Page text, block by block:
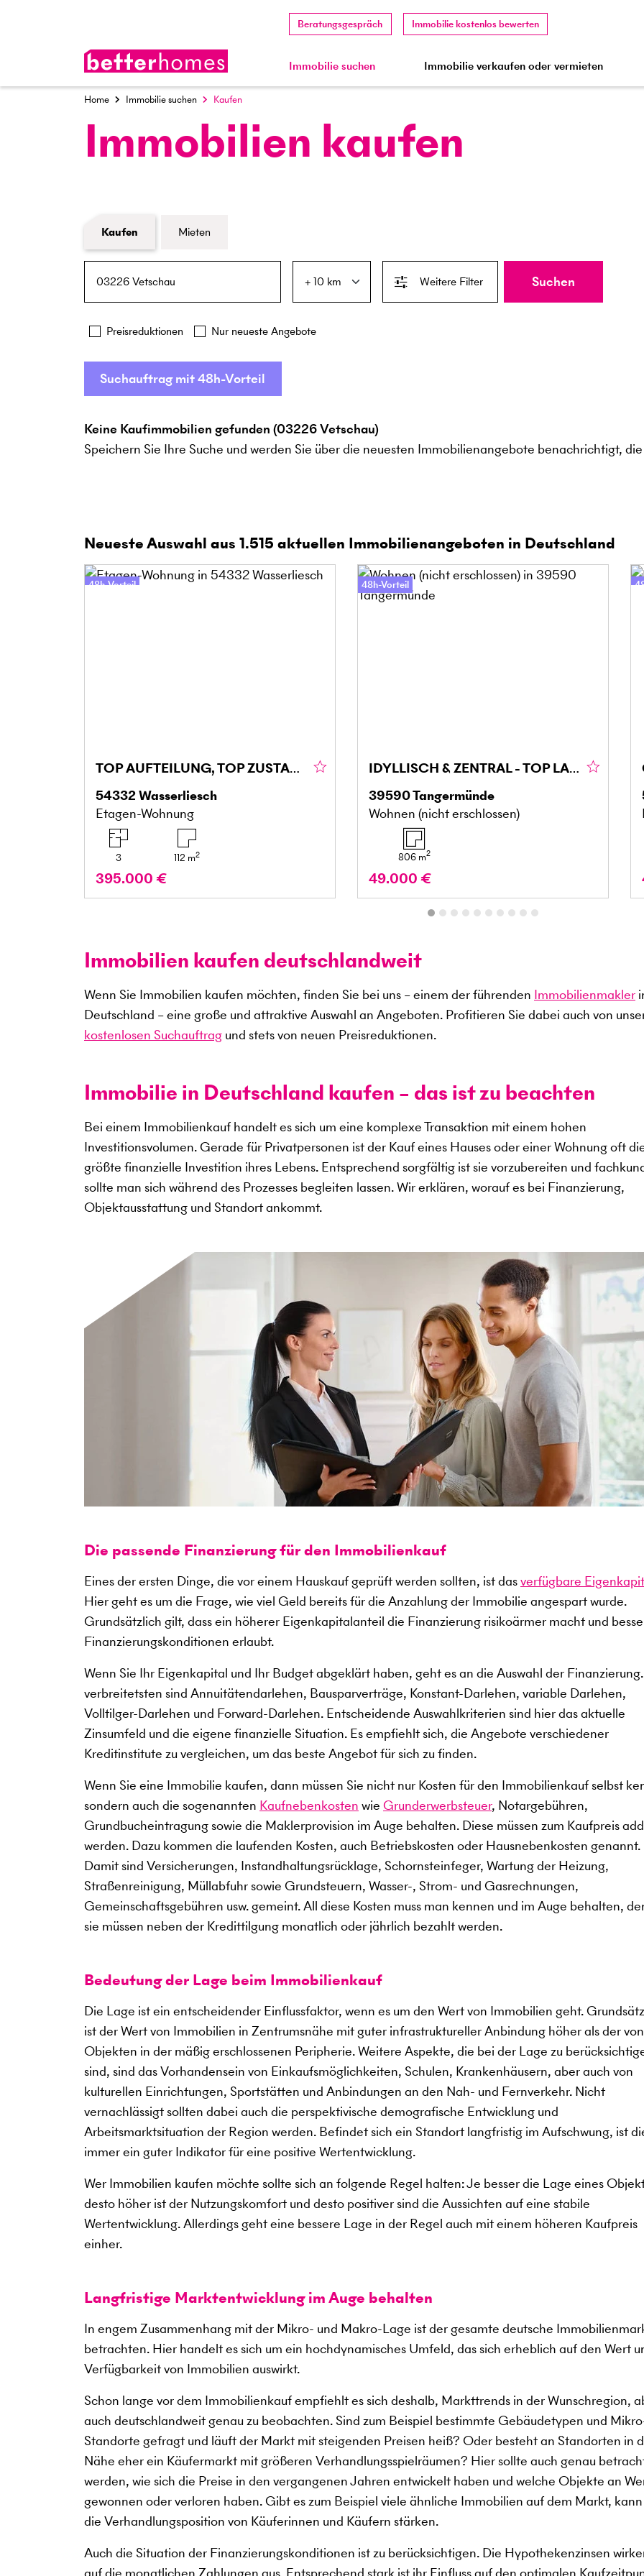
Beratungsgespräch Immobilie kostenlos bewerten
Immobilie suchen Immobilie verkaufen oder vermieten
Home Immobilie suchen Kaufen
Immobilien kaufen
Formular Immobiliensuche
Kaufen
Mieten
Weitere Filter
Preisreduktionen Nur neueste Angebote
Suchen
Suchauftrag mit 48h-Vorteil
Keine Kaufimmobilien gefunden (03226 Vetschau)
Speichern Sie Ihre Suche und werden Sie über die neuesten Immobilienangebote benachrichtigt,
Neueste Auswahl aus 1.515 aktuellen Immobilienangeboten in Deutschland
48h-Vorteil
TOP AUFTEILUNG, TOP ZUSTAND, FAMIELIENFREUNDLICH
54332Wasserliesch
Etagen-Wohnung
3 112 m2
395.000 €
48h-Vorteil
IDYLLISCH & ZENTRAL - TOP LAGE MIT POTENZIAL
39590Tangermünde
Wohnen (nicht erschlossen)
806 m2
49.000 €
Immobilien kaufen deutschlandweit
Wenn Sie Immobilien kaufen möchten, finden Sie bei uns – einem der führenden Immobilienmakler
Deutschland – eine große und attraktive Auswahl an Angeboten. Profitieren Sie dabei auch von
kostenlosen Suchauftrag und stets von neuen Preisreduktionen.
Immobilie in Deutschland kaufen – das ist zu beachten
Bei einem Immobilienkauf handelt es sich um eine komplexe Transaktion mit einem hohen
Investitionsvolumen. Gerade für Privatpersonen ist der Kauf eines Hauses oder einer Wohnung oft
größte finanzielle Investition ihres Lebens. Entsprechend sorgfältig ist sie vorzubereiten und
sollte man sich während des Prozesses begleiten lassen. Wir erklären, worauf es bei Finanzierung,
Objektausstattung und Standort ankommt.
Die passende Finanzierung für den Immobilienkauf
Eines der ersten Dinge, die vor einem Hauskauf geprüft werden sollten, ist dasverfügbare
Hier geht es um die Frage, wie viel Geld bereits für die Anzahlung der Immobilie angespart wurde.
Grundsätzlich gilt, dass ein höherer Eigenkapitalanteil die Finanzierung risikoärmer macht und
Finanzierungskonditionen erlaubt.
Wenn Sie Ihr Eigenkapital und Ihr Budget abgeklärt haben, geht es an die Auswahl der
verbreitetsten sind Annuitätendarlehen, Bausparverträge, Konstant-Darlehen, variable Darlehen,
Volltilger-Darlehen und Forward-Darlehen. Entscheidende Auswahlkriterien sind hier das aktuelle
Zinsumfeld und die eigene finanzielle Situation. Es empfiehlt sich, die Angebote verschiedener
Kreditinstitute zu vergleichen, um das beste Angebot für sich zu finden.
Wenn Sie eine Immobilie kaufen, dann müssen Sie nicht nur Kosten für den Immobilienkauf selbst
sondern auch die sogenannten Kaufnebenkosten wie Grunderwerbsteuer, Notargebühren,
Grundbucheintragung sowie die Maklerprovision im Auge behalten. Diese müssen zum Kaufpreis
werden. Dazu kommen die laufenden Kosten, auch Betriebskosten oder Hausnebenkosten genannt.
Damit sind Versicherungen, Instandhaltungsrücklage, Schornsteinfeger, Wartung der Heizung,
Straßenreinigung, Müllabfuhr sowie Grundsteuern, Wasser-, Strom- und Gasrechnungen,
Gemeinschaftsgebühren usw. gemeint. All diese Kosten muss man kennen und im Auge behalten,
sie müssen neben der Kredittilgung monatlich oder jährlich bezahlt werden.
Bedeutung der Lage beim Immobilienkauf
Die Lage ist ein entscheidender Einflussfaktor, wenn es um den Wert von Immobilien geht.
ist der Wert von Immobilien in Zentrumsnähe mit guter infrastruktureller Anbindung höher als der von
Objekten in der mäßig erschlossenen Peripherie. Weitere Aspekte, die bei der Lage zu
sind, sind das Vorhandensein von Einkaufsmöglichkeiten, Schulen, Krankenhäusern, aber auch von
kulturellen Einrichtungen, Sportstätten und Anbindungen an den Nah- und Fernverkehr. Nicht
vernachlässigt sollten dabei auch die perspektivische demografische Entwicklung und
Arbeitsmarktsituation der Region werden. Befindet sich ein Standort langfristig im Aufschwung, ist
immer ein guter Indikator für eine positive Wertentwicklung.
Wer Immobilien kaufen möchte sollte sich an folgende Regel halten: Je besser die Lage eines
desto höher ist der Nutzungskomfort und desto positiver sind die Aussichten auf eine stabile
Wertentwicklung. Allerdings geht eine bessere Lage in der Regel auch mit einem höheren Kaufpreis
einher.
Langfristige Marktentwicklung im Auge behalten
In engem Zusammenhang mit der Mikro- und Makro-Lage ist der gesamte deutsche
betrachten. Hier handelt es sich um ein hochdynamisches Umfeld, das sich erheblich auf den Wert
Verfügbarkeit von Immobilien auswirkt.
Schon lange vor dem Immobilienkauf empfiehlt es sich deshalb, Markttrends in der Wunschregion,
auch deutschlandweit genau zu beobachten. Sind zum Beispiel bestimmte Gebäudetypen und
Standorte gefragt und läuft der Markt mit steigenden Preisen heiß? Oder besteht an Standorten in
Nähe eher ein Käufermarkt mit größeren Verhandlungsspielräumen? Hier sollte auch genau
werden, wie sich die Preise in den vergangenen Jahren entwickelt haben und welche Objekte an
gewonnen oder verloren haben. Gibt es zum Beispiel viele ähnliche Immobilien auf dem Markt,
die Verhandlungsposition von Käuferinnen und Käufern stärken.
Auch die Situation der Finanzierungskonditionen ist zu berücksichtigen. Die Hypothekenzinsen